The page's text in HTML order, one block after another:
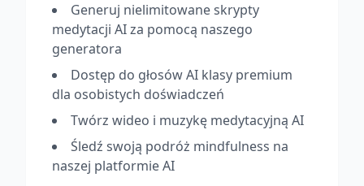
Generuj nielimitowane skrypty
medytacji AI za pomocą naszego
generatora
Dostęp do głosów AI klasy premium
dla osobistych doświadczeń
Twórz wideo i muzykę medytacyjną AI
Śledź swoją podróż mindfulness na
naszej platformie AI